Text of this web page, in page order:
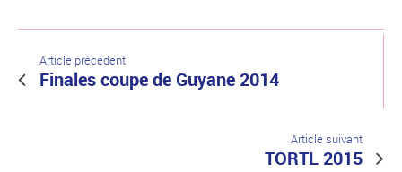
Article précédent
Finales coupe de Guyane 2014
Article suivant
TORTL 2015